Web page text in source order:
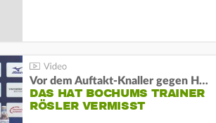
Vor dem Auftakt-Knaller gegen Hertha:
DAS HAT BOCHUMS TRAINER
RÖSLER VERMISST